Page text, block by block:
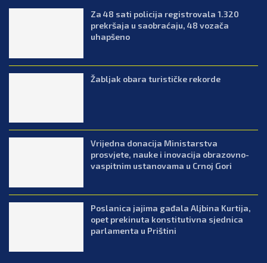
Za 48 sati policija registrovala 1.320
prekršaja u saobraćaju, 48 vozača
uhapšeno
Žabljak obara turističke rekorde
Vrijedna donacija Ministarstva
prosvjete, nauke i inovacija obrazovno-
vaspitnim ustanovama u Crnoj Gori
Poslanica jajima gađala Aljbina Kurtija,
opet prekinuta konstitutivna sjednica
parlamenta u Prištini